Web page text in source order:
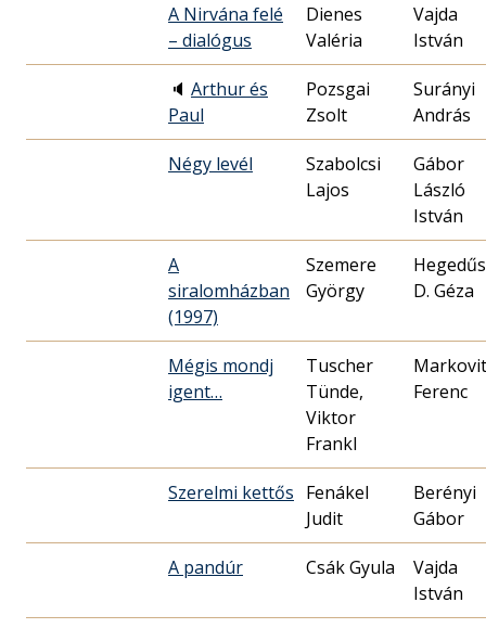
A Nirvána felé
– dialógus
Dienes
Valéria
Vajda
István
🔈 Arthur és
Paul
Pozsgai
Zsolt
Surányi
András
Négy levél
Szabolcsi
Lajos
Gábor
László
István
A
siralomházban
(1997)
Szemere
György
Hegedűs
D. Géza
Mégis mondj
igent…
Tuscher
Tünde,
Viktor
Frankl
Ferenc
Szerelmi kettős Fenákel
Judit
Berényi
Gábor
A pandúr Csák Gyula
Vajda
István